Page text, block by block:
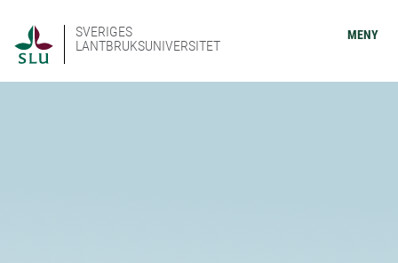
SVERIGES
LANTBRUKSUNIVERSITET
MENY